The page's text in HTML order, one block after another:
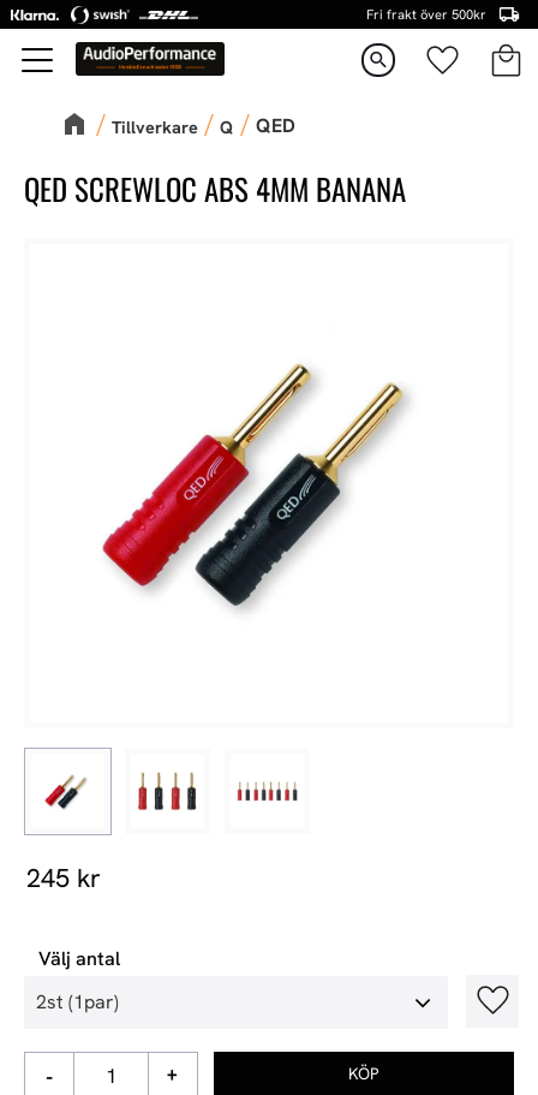
Meny
Fri frakt över 500kr
search Favoriter
Tillverkare Q QED
QED SCREWLOC ABS 4MM BANANA
245 kr
Välj antal
+
-